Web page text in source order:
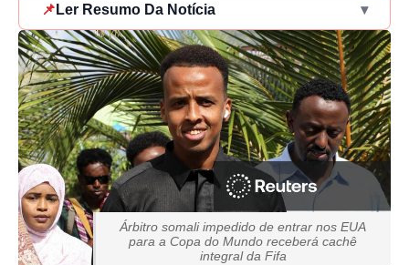
📌 Ler Resumo Da Notícia ▾
Árbitro somali impedido de entrar nos EUA
para a Copa do Mundo receberá cachê
integral da Fifa